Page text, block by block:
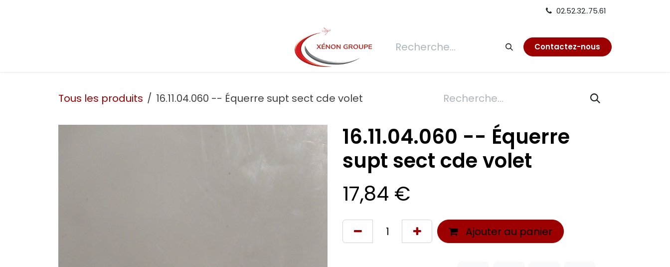
02.52.32..75.61
Demande de devis Connexion Réfection Contactez-nous
Tous les produits 16.11.04.060 -- Équerre supt sect cde volet
16.11.04.060 -- Équerre
supt sect cde volet
17,84 €
Ajouter au panier